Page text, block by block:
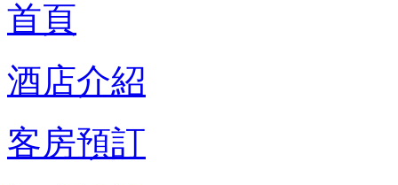
首頁
酒店介紹
客房預訂